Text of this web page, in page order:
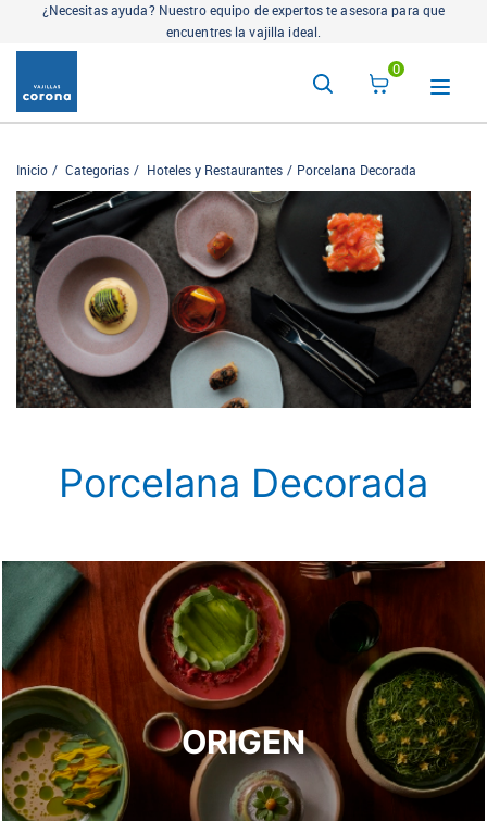
¿Necesitas ayuda? Nuestro equipo de expertos te asesora para que
encuentres la vajilla ideal.
0
Inicio Categorias Hoteles y Restaurantes Porcelana Decorada
Porcelana Decorada
ORIGEN